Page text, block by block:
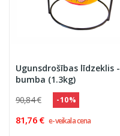
Ugunsdrošības līdzeklis -
bumba (1.3kg)
90,84 €
- 10 %
81,76 € e-veikala cena